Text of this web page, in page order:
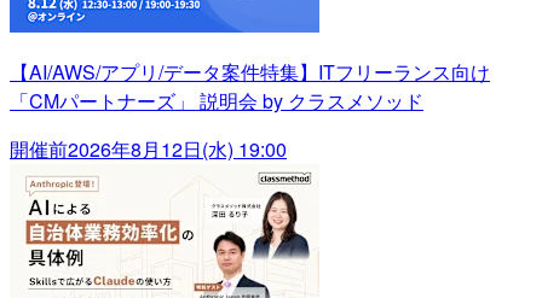
【AI/AWS/アプリ/データ案件特集】ITフリーランス向け
「CMパートナーズ」 説明会 by クラスメソッド
開催前2026年8月12日(水) 19:00